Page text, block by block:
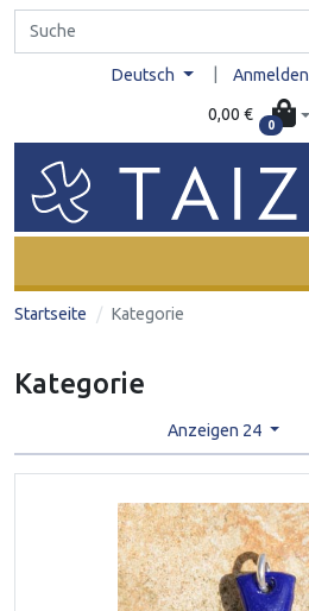
Deutsch Anmelden
0,00 €
0
Startseite Kategorie
Kategorie
Anzeigen 24